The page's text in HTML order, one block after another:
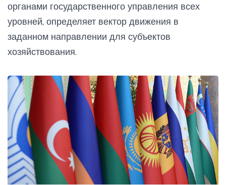
органами государственного управления всех
уровней, определяет вектор движения в
заданном направлении для субъектов
хозяйствования.